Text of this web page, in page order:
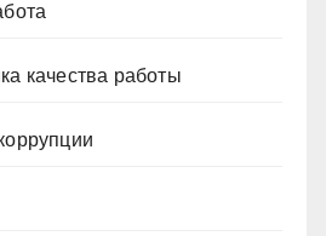
качества работы